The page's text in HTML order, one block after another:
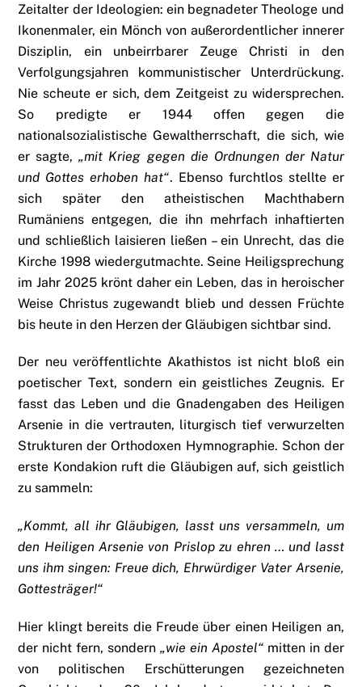
Zeitalter der Ideologien: ein begnadeter Theologe und
Ikonenmaler, ein Mönch von außerordentlicher innerer
Disziplin, ein unbeirrbarer Zeuge Christi in den
Verfolgungsjahren kommunistischer Unterdrückung.
Nie scheute er sich, dem Zeitgeist zu widersprechen.
So predigte er 1944 offen gegen die
nationalsozialistische Gewaltherrschaft, die sich, wie
er sagte,„mit Krieg gegen die Ordnungen der Natur
und Gottes erhoben hat“. Ebenso furchtlos stellte er
sich später den atheistischen Machthabern
Rumäniens entgegen, die ihn mehrfach inhaftierten
und schließlich laisieren ließen – ein Unrecht, das die
Kirche 1998 wiedergutmachte. Seine Heiligsprechung
im Jahr 2025 krönt daher ein Leben, das in heroischer
Weise Christus zugewandt blieb und dessen Früchte
bis heute in den Herzen der Gläubigen sichtbar sind.
Der neu veröffentlichte Akathistos ist nicht bloß ein
poetischer Text, sondern ein geistliches Zeugnis. Er
fasst das Leben und die Gnadengaben des Heiligen
Arsenie in die vertrauten, liturgisch tief verwurzelten
Strukturen der Orthodoxen Hymnographie. Schon der
erste Kondakion ruft die Gläubigen auf, sich geistlich
zu sammeln:
„Kommt, all ihr Gläubigen, lasst uns versammeln, um
den Heiligen Arsenie von Prislop zu ehren … und lasst
uns ihm singen: Freue dich, Ehrwürdiger Vater Arsenie,
Gottesträger!“
Hier klingt bereits die Freude über einen Heiligen an,
der nicht fern, sondern„wie ein Apostel“mitten in der
von politischen Erschütterungen gezeichneten